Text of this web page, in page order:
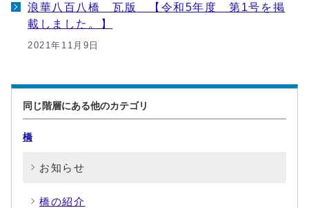
浪華八百八橋 瓦版 【令和5年度 第1号を掲
載しました。】
2021年11月9日
同じ階層にある他のカテゴリ
橋
お知らせ
橋の紹介